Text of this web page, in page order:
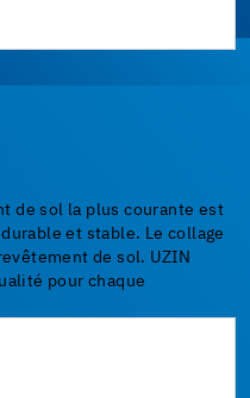
de sol la plus courante est
et stable. Le collage
de sol. UZIN
pour chaque